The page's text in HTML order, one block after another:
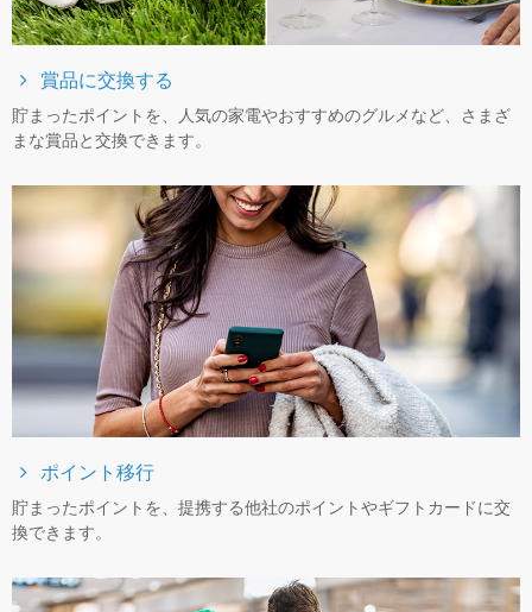
賞品に交換する
貯まったポイントを、⼈気の家電やおすすめのグルメなど、さまざ
まな賞品と交換できます。
ポイント移⾏
貯まったポイントを、提携する他社のポイントやギフトカードに交
換できます。